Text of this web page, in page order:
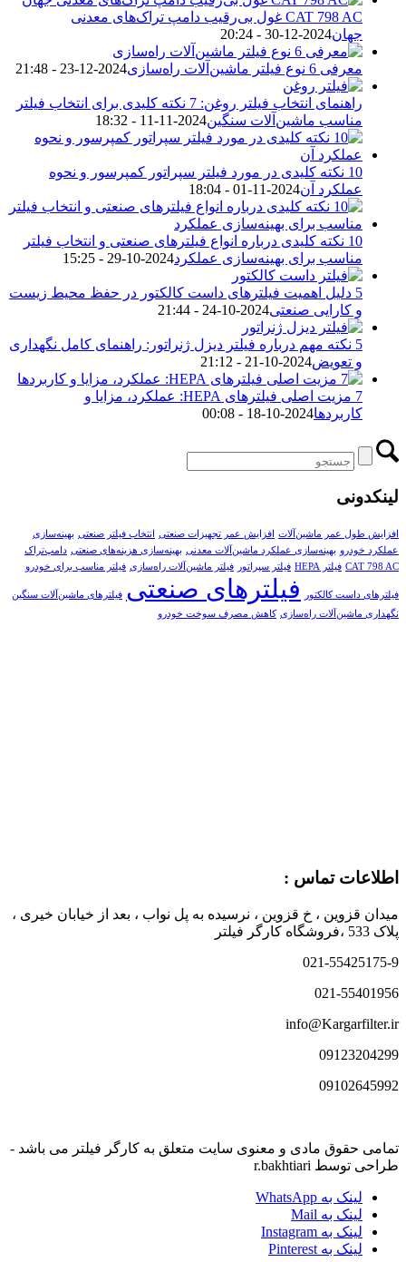
CAT 798 AC غول بی‌رقیب دامپ تراک‌های معدنی
جهان2024-12-30 - 20:24
معرفی 6 نوع فیلتر ماشین‌آلات راه‌سازی 2024-12-23 - 21:48
راهنمای انتخاب فیلتر روغن: 7 نکته کلیدی برای انتخاب فیلتر
مناسب ماشین‌آلات سنگین2024-11-11 - 18:32
10 نکته کلیدی در مورد فیلتر سپراتور کمپرسور و نحوه
عملکرد آن2024-11-01 - 18:04
10 نکته کلیدی درباره انواع فیلترهای صنعتی و انتخاب فیلتر
مناسب برای بهینه‌سازی عملکرد2024-10-29 - 15:25
5 دلیل اهمیت فیلترهای داست کالکتور در حفظ محیط زیست
و کارایی صنعتی2024-10-24 - 21:44
5 نکته مهم درباره فیلتر دیزل ژنراتور: راهنمای کامل نگهداری
و تعویض2024-10-21 - 21:12
7 مزیت اصلی فیلترهای HEPA: عملکرد، مزایا و
کاربردها2024-10-18 - 00:08
لینکدونی
افزایش طول عمر ماشین‌آلات افزایش عمر تجهیزات صنعتی انتخاب فیلتر صنعتی بهینه‌سازی
عملکرد خودرو بهینه‌سازی عملکرد ماشین‌آلات معدنی بهینه‌سازی هزینه‌های صنعتی دامپ‌تراک
CAT 798 AC فیلتر HEPA فیلتر سپراتور فیلتر ماشین‌آلات راه‌سازی فیلتر مناسب برای خودرو
فیلترهای داست کالکتور فیلترهای صنعتی فیلترهای ماشین‌آلات سنگین
نگهداری ماشین‌آلات راه‌سازی کاهش مصرف سوخت خودرو
اطلاعات تماس :
میدان قزوین ، خ قزوین ، نرسیده به پل نواب ، بعد از خیابان خیری ،
پلاک 533 ،فروشگاه کارگر فیلتر
021-55425175-9
021-55401956
info@Kargarfilter.ir
09123204299
09102645992
تمامی حقوق مادی و معنوی سایت متعلق به کارگر فیلتر می باشد -
طراحی توسط r.bakhtiari
لینک به WhatsApp
لینک به Mail
لینک به Instagram
لینک به Pinterest